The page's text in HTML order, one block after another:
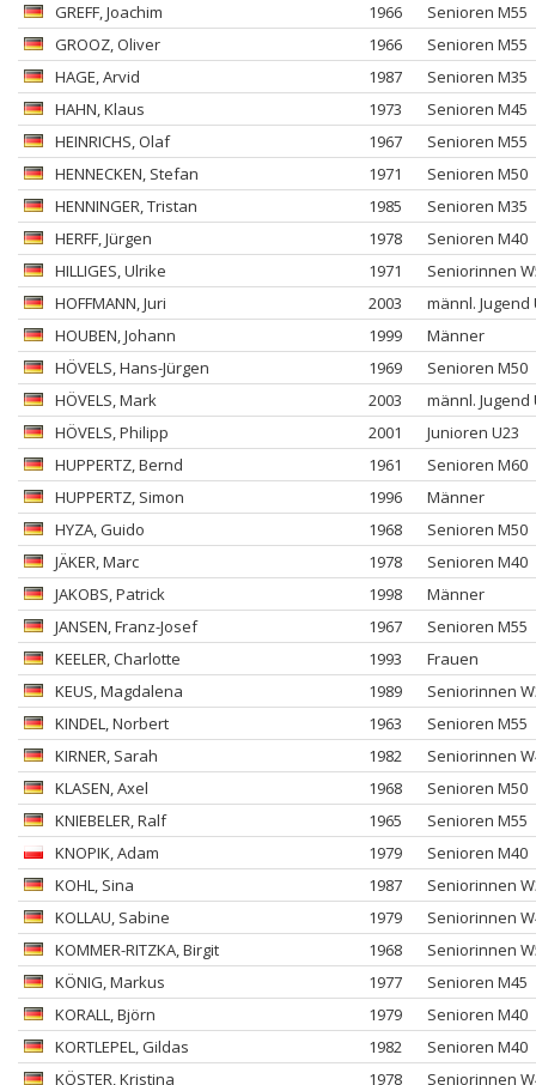
GREFF, Joachim 1966
Senioren M55
GROOZ, Oliver 1966
Senioren M55
HAGE, Arvid 1987
Senioren M35
HAHN, Klaus 1973
Senioren M45
HEINRICHS, Olaf 1967
Senioren M55
HENNECKEN, Stefan 1971
Senioren M50
HENNINGER, Tristan 1985
Senioren M35
HERFF, Jürgen 1978
Senioren M40
HILLIGES, Ulrike 1971
Seniorinnen
HOFFMANN, Juri 2003
männl. Jugend
HOUBEN, Johann 1999
Männer
HÖVELS, Hans-Jürgen 1969
Senioren M50
HÖVELS, Mark 2003
männl. Jugend
HÖVELS, Philipp 2001
Junioren U23
HUPPERTZ, Bernd 1961
Senioren M60
HUPPERTZ, Simon 1996
Männer
HYZA, Guido 1968
Senioren M50
JÄKER, Marc 1978
Senioren M40
JAKOBS, Patrick 1998
Männer
JANSEN, Franz-Josef 1967
Senioren M55
KEELER, Charlotte 1993
Frauen
KEUS, Magdalena 1989
Seniorinnen
KINDEL, Norbert 1963
Senioren M55
KIRNER, Sarah 1982
Seniorinnen
KLASEN, Axel 1968
Senioren M50
KNIEBELER, Ralf 1965
Senioren M55
KNOPIK, Adam 1979
Senioren M40
KOHL, Sina 1987
Seniorinnen
KOLLAU, Sabine 1979
Seniorinnen
KOMMER-RITZKA, Birgit 1968
Seniorinnen
KÖNIG, Markus 1977
Senioren M45
KORALL, Björn 1979
Senioren M40
KORTLEPEL, Gildas 1982
Senioren M40
KÖSTER, Kristina 1978 Seniorinnen